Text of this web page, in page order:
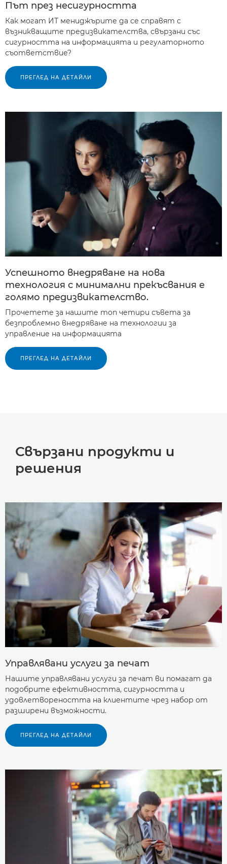
Път през несигурността
Как могат ИТ мениджърите да се справят с
възникващите предизвикателства, свързани със
сигурността на информацията и регулаторното
съответствие?
ПРЕГЛЕД НА ДЕТАЙЛИ
Успешното внедряване на нова
технология с минимални прекъсвания е
голямо предизвикателство.
Прочетете за нашите топ четири съвета за
безпроблемно внедряване на технологии за
управление на информацията
ПРЕГЛЕД НА ДЕТАЙЛИ
Свързани продукти и
решения
Управлявани услуги за печат
Нашите управлявани услуги за печат ви помагат да
подобрите ефективността, сигурността и
удовлетвореността на клиентите чрез набор от
разширени възможности.
ПРЕГЛЕД НА ДЕТАЙЛИ